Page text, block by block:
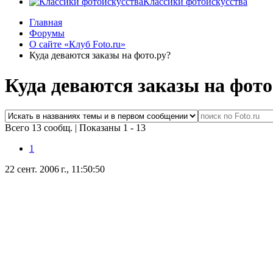
Главная
Форумы
О сайте «Клуб Foto.ru»
Куда деваются заказы на фото.ру?
Куда деваются заказы на
Всего 13 сообщ. | Показаны 1 - 13
1
22 сент. 2006 г., 11:50:50